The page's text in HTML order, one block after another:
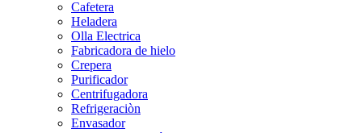
Cafetera
Heladera
Olla Electrica
Fabricadora de hielo
Crepera
Purificador
Centrifugadora
Refrigeraciòn
Envasador